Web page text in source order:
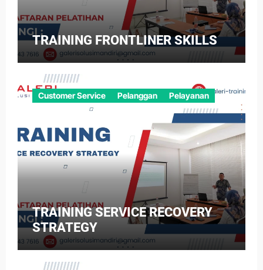
TRAINING FRONTLINER SKILLS
Customer Service Pelanggan Pelayanan
TRAINING SERVICE RECOVERY
STRATEGY